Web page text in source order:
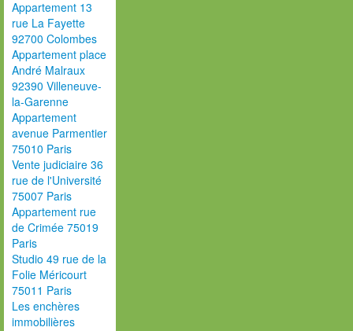
Appartement 13
rue La Fayette
92700 Colombes
Appartement place
André Malraux
92390 Villeneuve-
la-Garenne
Appartement
avenue Parmentier
75010 Paris
Vente judiciaire 36
rue de l'Université
75007 Paris
Appartement rue
de Crimée 75019
Paris
Studio 49 rue de la
Folie Méricourt
75011 Paris
Les enchères
immobilières